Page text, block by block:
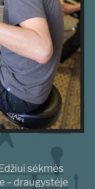
sėkmės
– draugystėje